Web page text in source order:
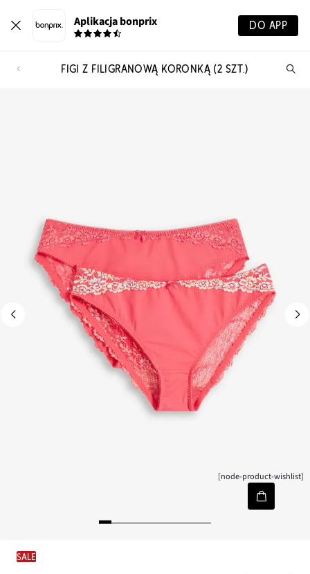
Aplikacja bonprix DO APP
FIGI Z FILIGRANOWĄ KORONKĄ (2 SZT.)
[node-product-wishlist]
SALE